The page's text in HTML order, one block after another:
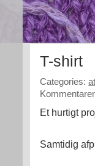
T-shirt
Categories:
Et hurtigt
Samtidig